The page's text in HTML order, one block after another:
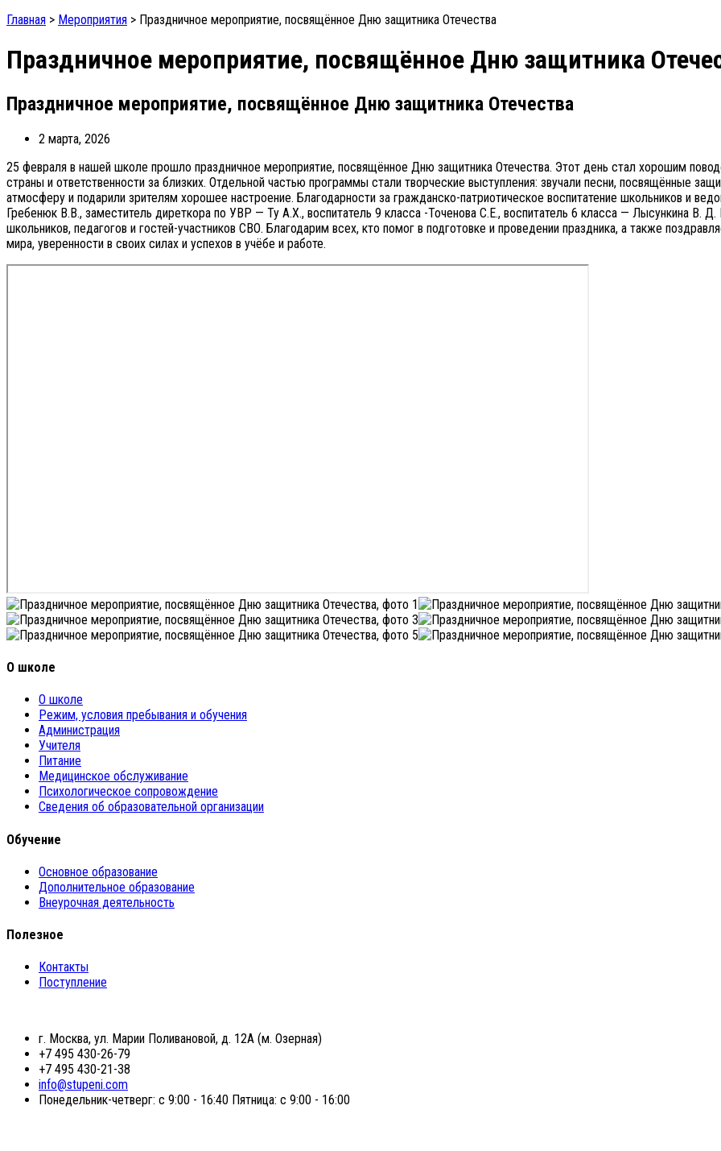
Главная > Мероприятия > Праздничное мероприятие, посвящённое Дню защитника Отечества
Праздничное мероприятие, посвящённое Дню защитника
Праздничное мероприятие, посвящённое Дню защитника Отечества
2 марта, 2026
25 февраля в нашей школе прошло праздничное мероприятие, посвящённое Дню защитника Отечества. Этот день стал хорошим
страны и ответственности за близких. Отдельной частью программы стали творческие выступления: звучали песни, посвящённые
атмосферу и подарили зрителям хорошее настроение. Благодарности за гражданско-патриотическое воспитатение школьников и
Гребенюк В.В., заместитель диреткора по УВР — Ту А.Х., воспитатель 9 класса -Точенова С.Е., воспитатель 6 класса — Лысункина В.
школьников, педагогов и гостей-участников СВО. Благодарим всех, кто помог в подготовке и проведении праздника, а также
мира, уверенности в своих силах и успехов в учёбе и работе.
О школе
О школе
Режим, условия пребывания и обучения
Администрация
Учителя
Питание
Медицинское обслуживание
Психологическое сопровождение
Сведения об образовательной организации
Обучение
Основное образование
Дополнительное образование
Внеурочная деятельность
Полезное
Контакты
Поступление
г. Москва, ул. Марии Поливановой, д. 12А (м. Озерная)
+7 495 430-26-79
+7 495 430-21-38
info@stupeni.com
Понедельник-четверг: с 9:00 - 16:40 Пятница: с 9:00 - 16:00